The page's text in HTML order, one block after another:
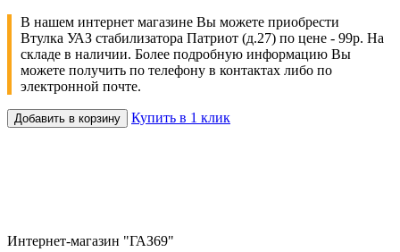
В нашем интернет магазине Вы можете приобрести
Втулка УАЗ стабилизатора Патриот (д.27) по цене - 99р. На
складе в наличии. Более подробную информацию Вы
можете получить по телефону в контактах либо по
электронной почте.
Добавить в корзину Купить в 1 клик
Интернет-магазин "ГАЗ69"